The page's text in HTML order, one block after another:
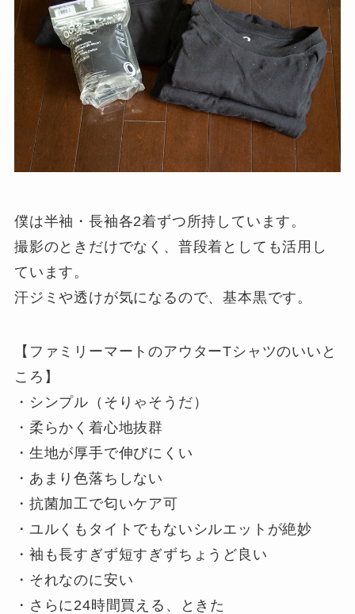
僕は半袖・長袖各2着ずつ所持しています。
撮影のときだけでなく、普段着としても活用し
ています。
汗ジミや透けが気になるので、基本黒です。
【ファミリーマートのアウターTシャツのいいと
ころ】
・シンプル（そりゃそうだ）
・柔らかく着心地抜群
・生地が厚手で伸びにくい
・あまり色落ちしない
・抗菌加工で匂いケア可
・ユルくもタイトでもないシルエットが絶妙
・袖も長すぎず短すぎずちょうど良い
・それなのに安い
・さらに24時間買える、ときた